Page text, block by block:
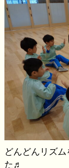
どんどんリズ
た♬